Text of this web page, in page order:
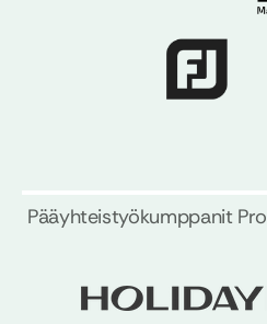
Pääyhteistyökumppanit Pro